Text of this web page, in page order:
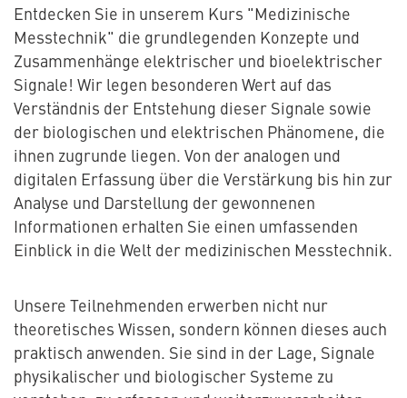
Entdecken Sie in unserem Kurs "Medizinische
Messtechnik" die grundlegenden Konzepte und
Zusammenhänge elektrischer und bioelektrischer
Signale! Wir legen besonderen Wert auf das
Verständnis der Entstehung dieser Signale sowie
der biologischen und elektrischen Phänomene, die
ihnen zugrunde liegen. Von der analogen und
digitalen Erfassung über die Verstärkung bis hin zur
Analyse und Darstellung der gewonnenen
Informationen erhalten Sie einen umfassenden
Einblick in die Welt der medizinischen Messtechnik.
Unsere Teilnehmenden erwerben nicht nur
theoretisches Wissen, sondern können dieses auch
praktisch anwenden. Sie sind in der Lage, Signale
physikalischer und biologischer Systeme zu